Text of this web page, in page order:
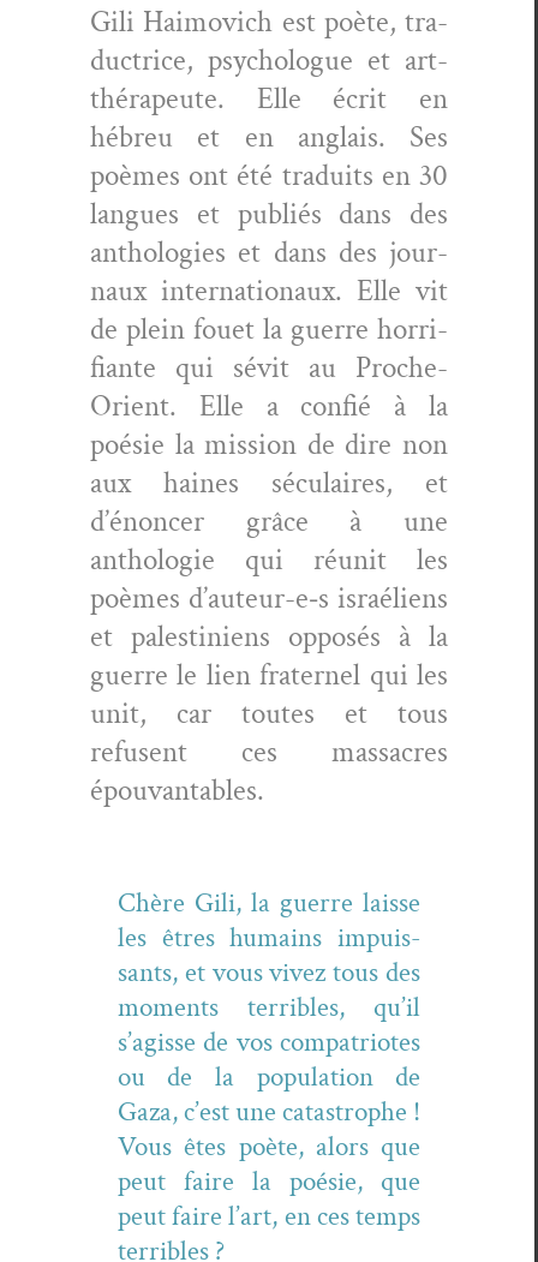
Gili Haimovich est poète, tra­
duc­trice, psy­cho­logue et art-
thérapeute. Elle écrit en
hébreu et en anglais. Ses
poèmes ont été traduits en 30
langues et pub­liés dans des
antholo­gies et dans des jour­
naux inter­na­tionaux. Elle vit
de plein fou­et la guerre hor­ri­
fi­ante qui sévit au Proche-
Ori­ent. Elle a con­fié à la
poésie la mis­sion de dire non
aux haines sécu­laires, et
d’énon­cer grâce à une
antholo­gie qui réu­nit les
poèmes d’au­teur-e‑s israéliens
et pales­tiniens opposés à la
guerre le lien frater­nel qui les
unit, car toutes et tous
refusent ces mas­sacres
épouvantables.
Chère Gili, la guerre laisse
les êtres humains impuis­
sants, et vous vivez tous des
moments ter­ri­bles, qu’il
s’agisse de vos com­pa­tri­otes
ou de la pop­u­la­tion de
Gaza, c’est une cat­a­stro­phe !
Vous êtes poète, alors que
peut faire la poésie, que
peut faire l’art, en ces temps
terribles ?